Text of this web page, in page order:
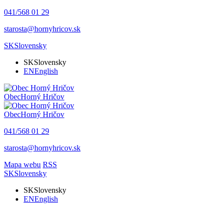
041/568 01 29
starosta@hornyhricov.sk
SKSlovensky
SKSlovensky
ENEnglish
ObecHorný Hričov
ObecHorný Hričov
041/568 01 29
starosta@hornyhricov.sk
Mapa webu RSS
SKSlovensky
SKSlovensky
ENEnglish